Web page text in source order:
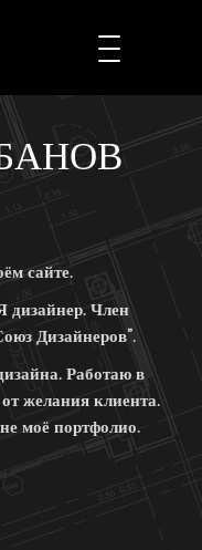
сайте.
дизайнер. Член
Дизайнеров”.
Работаю в
желания клиента.
моё портфолио.